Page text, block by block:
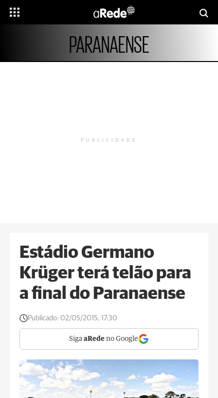
PARANAENSE
PUBLICIDADE
Estádio Germano
Krüger terá telão para
a final do Paranaense
Publicado: 02/05/2015, 17:30
Siga aRede no Google